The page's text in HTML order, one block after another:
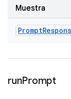
Muestra
Prompt
runPrompt